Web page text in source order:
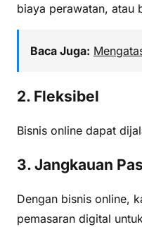
biaya perawatan, atau
Baca Juga:
2. Fleksibel
Bisnis online dapat
3. Jangkauan
Dengan bisnis online,
pemasaran digital